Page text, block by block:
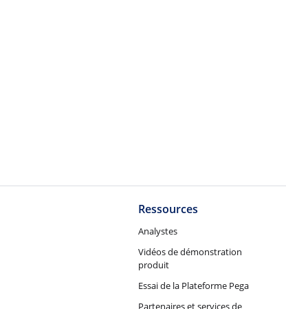
Ressources
Analystes
Vidéos de démonstration
produit
Essai de la Plateforme Pega
Partenaires et services de